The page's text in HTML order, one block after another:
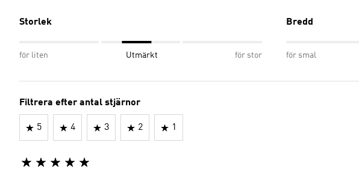
Storlek
för liten Utmärkt för stor
Bredd
för smal
Filtrera efter antal stjärnor
5 4 3 2 1